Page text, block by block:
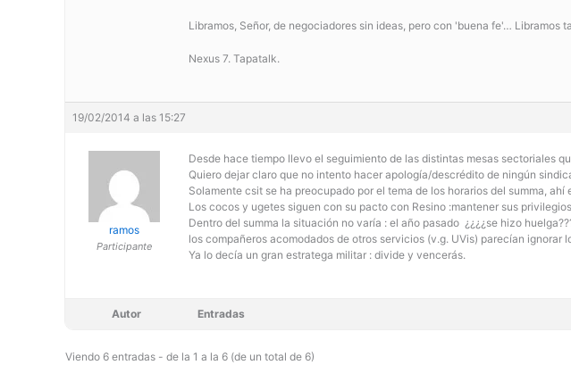
Libramos, Señor, de negociadores sin ideas, pero con 'buena fe'… Libramos
Nexus 7. Tapatalk.
19/02/2014 a las 15:27
ramos
Participante
Desde hace tiempo llevo el seguimiento de las distintas mesas sectoriales
Quiero dejar claro que no intento hacer apología/descrédito de ningún
Solamente csit se ha preocupado por el tema de los horarios del summa, ahí
Los cocos y ugetes siguen con su pacto con Resino :mantener sus
Dentro del summa la situación no varía : el año pasado ¿¿¿¿se hizo
los compañeros acomodados de otros servicios (v.g. UVis) parecían
Ya lo decía un gran estratega militar : divide y vencerás.
Autor Entradas
Viendo 6 entradas - de la 1 a la 6 (de un total de 6)